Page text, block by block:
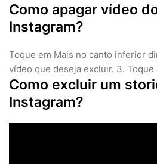
Como apagar vídeo
Instagram?
Toque em Mais no canto inferior
vídeo que deseja excluir. 3. Toque
Como excluir um
Instagram?